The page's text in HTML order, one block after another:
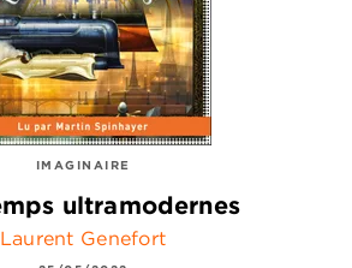
IMAGINAIRE
ultramodernes
Laurent Genefort